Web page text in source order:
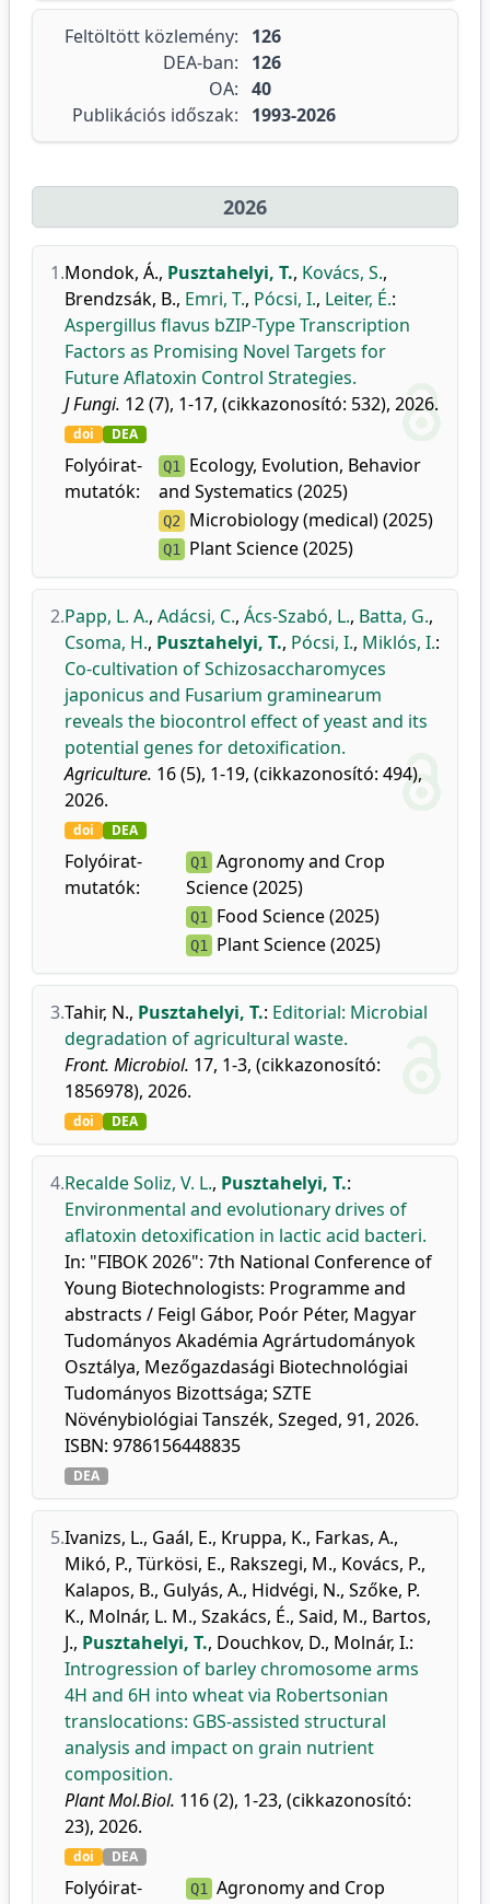
Feltöltött közlemény:
126
DEA-ban:
126
OA: 40
Publikációs időszak:
1993-2026
2026
1.Mondok, Á., Pusztahelyi, T., Kovács, S.,
Brendzsák, B., Emri, T., Pócsi, I., Leiter, É.:
Aspergillus flavus bZIP-Type Transcription
Factors as Promising Novel Targets for
Future Aflatoxin Control Strategies.
J Fungi. 12 (7), 1-17, (cikkazonosító: 532), 2026.
doi DEA
Folyóirat-
mutatók:
Q1
Ecology, Evolution, Behavior
and Systematics (2025)
Q2 Microbiology (medical) (2025)
Q1 Plant Science (2025)
2.Papp, L. A., Adácsi, C., Ács-Szabó, L., Batta, G.,
Csoma, H., Pusztahelyi, T., Pócsi, I., Miklós, I.:
Co-cultivation of Schizosaccharomyces
japonicus and Fusarium graminearum
reveals the biocontrol effect of yeast and its
potential genes for detoxification.
Agriculture. 16 (5), 1-19, (cikkazonosító: 494),
2026.
doi DEA
Folyóirat-
mutatók:
Q1 Agronomy and Crop
Science (2025)
Q1 Food Science (2025)
Q1 Plant Science (2025)
3.Tahir, N., Pusztahelyi, T.: Editorial: Microbial
degradation of agricultural waste.
Front. Microbiol. 17, 1-3, (cikkazonosító:
1856978), 2026.
doi DEA
4.Recalde Soliz, V. L., Pusztahelyi, T.:
Environmental and evolutionary drives of
aflatoxin detoxification in lactic acid bacteri.
In: "FIBOK 2026": 7th National Conference of
Young Biotechnologists: Programme and
abstracts / Feigl Gábor, Poór Péter, Magyar
Tudományos Akadémia Agrártudományok
Osztálya, Mezőgazdasági Biotechnológiai
Tudományos Bizottsága; SZTE
Növénybiológiai Tanszék, Szeged, 91, 2026.
ISBN: 9786156448835
DEA
5.Ivanizs, L., Gaál, E., Kruppa, K., Farkas, A.,
Mikó, P., Türkösi, E., Rakszegi, M., Kovács, P.,
Kalapos, B., Gulyás, A., Hidvégi, N., Szőke, P.
K., Molnár, L. M., Szakács, É., Said, M., Bartos,
J., Pusztahelyi, T., Douchkov, D., Molnár, I.:
Introgression of barley chromosome arms
4H and 6H into wheat via Robertsonian
translocations: GBS-assisted structural
analysis and impact on grain nutrient
composition.
Plant Mol.Biol. 116 (2), 1-23, (cikkazonosító:
23), 2026.
doi DEA
Folyóirat-
Q1 Agronomy and Crop